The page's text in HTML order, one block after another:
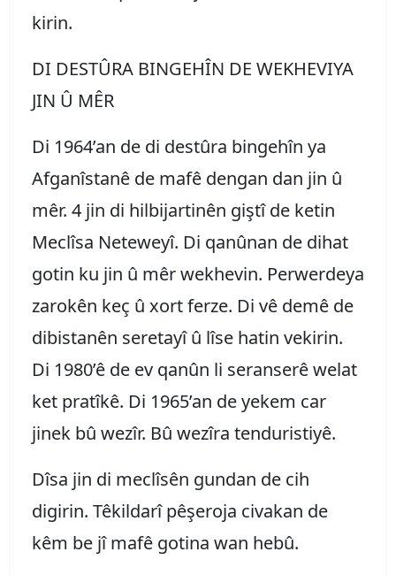
kirin.
DI DESTÛRA BINGEHÎN DE WEKHEVIYA
JIN Û MÊR
Di 1964’an de di destûra bingehîn ya
Afganîstanê de mafê dengan dan jin û
mêr. 4 jin di hilbijartinên giştî de ketin
Meclîsa Neteweyî. Di qanûnan de dihat
gotin ku jin û mêr wekhevin. Perwerdeya
zarokên keç û xort ferze. Di vê demê de
dibistanên seretayî û lîse hatin vekirin.
Di 1980’ê de ev qanûn li seranserê welat
ket pratîkê. Di 1965’an de yekem car
jinek bû wezîr. Bû wezîra tenduristiyê.
Dîsa jin di meclîsên gundan de cih
digirin. Têkildarî pêşeroja civakan de
kêm be jî mafê gotina wan hebû.